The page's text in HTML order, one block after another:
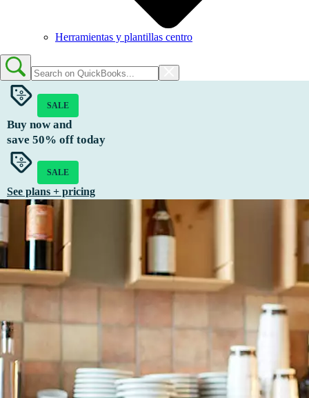
Herramientas y plantillas centro
SALE
Buy now and
save 50% off today
SALE
See plans + pricing